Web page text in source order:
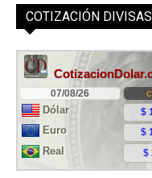
COTIZACIÓN DIVISAS